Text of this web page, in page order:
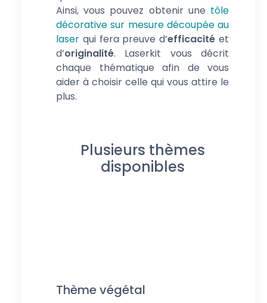
Ainsi, vous pouvez obtenir une tôle
décorative sur mesure découpée au
laser qui fera preuve d’efficacité et
d’originalité. Laserkit vous décrit
chaque thématique afin de vous
aider à choisir celle qui vous attire le
plus.
Plusieurs thèmes
disponibles
Thème végétal